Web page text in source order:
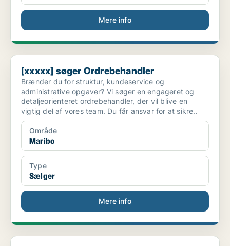
Mere info
[xxxxx] søger Ordrebehandler
[xxxxx] søger Ordrebehandler
Brænder du for struktur, kundeservice og
administrative opgaver? Vi søger en engageret og
detaljeorienteret ordrebehandler, der vil blive en
vigtig del af vores team. Du får ansvar for at sikre..
Område
Maribo
Type
Sælger
Mere info
Senior Systems Engineer